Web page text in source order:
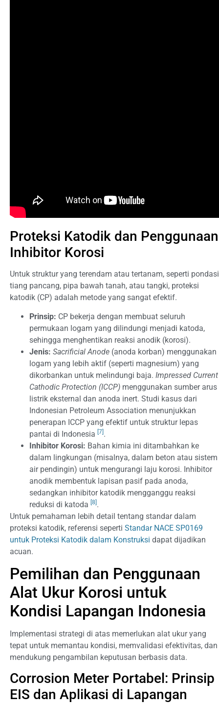
Proteksi Katodik dan Penggunaan
Inhibitor Korosi
Untuk struktur yang terendam atau tertanam, seperti pondasi
tiang pancang, pipa bawah tanah, atau tangki, proteksi
katodik (CP) adalah metode yang sangat efektif.
Prinsip: CP bekerja dengan membuat seluruh
permukaan logam yang dilindungi menjadi katoda,
sehingga menghentikan reaksi anodik (korosi).
Jenis: Sacrificial Anode (anoda korban) menggunakan
logam yang lebih aktif (seperti magnesium) yang
dikorbankan untuk melindungi baja. Impressed Current
Cathodic Protection (ICCP) menggunakan sumber arus
listrik eksternal dan anoda inert. Studi kasus dari
Indonesian Petroleum Association menunjukkan
penerapan ICCP yang efektif untuk struktur lepas
pantai di Indonesia [7].
Inhibitor Korosi: Bahan kimia ini ditambahkan ke
dalam lingkungan (misalnya, dalam beton atau sistem
air pendingin) untuk mengurangi laju korosi. Inhibitor
anodik membentuk lapisan pasif pada anoda,
sedangkan inhibitor katodik mengganggu reaksi
reduksi di katoda [8].
Untuk pemahaman lebih detail tentang standar dalam
proteksi katodik, referensi seperti Standar NACE SP0169
untuk Proteksi Katodik dalam Konstruksi dapat dijadikan
acuan.
Pemilihan dan Penggunaan
Alat Ukur Korosi untuk
Kondisi Lapangan Indonesia
Implementasi strategi di atas memerlukan alat ukur yang
tepat untuk memantau kondisi, memvalidasi efektivitas, dan
mendukung pengambilan keputusan berbasis data.
Corrosion Meter Portabel: Prinsip
EIS dan Aplikasi di Lapangan